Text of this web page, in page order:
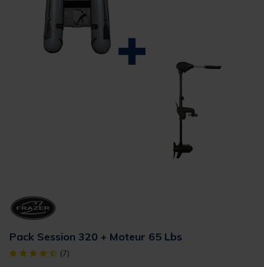
Pack Session 320 + Moteur 65 Lbs
[object Object] out of 5 Customer Rating
(7)